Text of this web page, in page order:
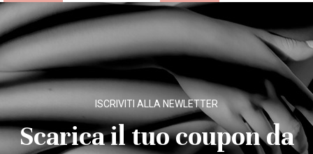
ISCRIVITI ALLA NEWLETTER
Scarica il tuo coupon da